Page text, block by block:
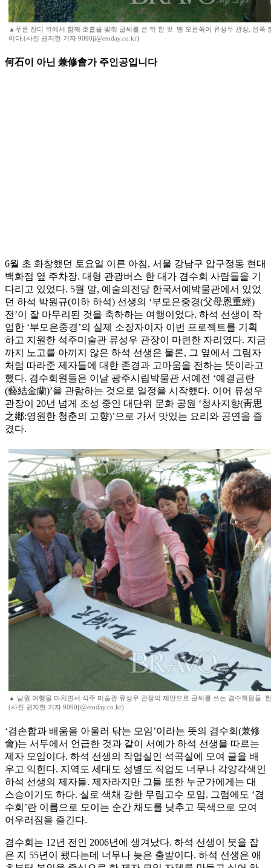
▲푸른 잔디 위에서 함께 호흡을 맞춰 글씨를 쓴 뒤 한 컷. 맨 오른쪽이 류성우 관장, 왼쪽
이다.(사진 권지현 기자 9090ji@etoday.co.kr)
何石이 아닌 兼修會가 주인공입니다
6월 초 화창했던 토요일 이른 아침, 서울 강남구 압구정동 현대
백화점 옆 주차장. 대형 관광버스 한 대가 겸수회 사람들을 기
다리고 있었다. 5월 말, 예술의전당 한국서예박물관에서 있었
던 하석 박원규(이하 하석) 선생의 ‘부모은중경(父母恩重經)
전’이 잘 마무리된 것을 축하하는 여행이었다. 하석 선생이 작
업한 ‘부모은중경’의 실제 소장자이자 이번 프로젝트를 기획
하고 지원한 석주미술관 류성우 관장이 마련한 자리였다. 지금
까지 노고를 아끼지 않은 하석 선생은 물론, 그 옆에서 그림자
처럼 따라준 제자들에 대한 존경과 고마움을 전하는 뜻이라고
했다. 겸수회원들은 이날 광주시립박물관 서예전 ‘예결금란
(藝結金蘭)’을 관람하는 것으로 일정을 시작했다. 이어 류성우
관장이 20년 넘게 조성 중인 대단위 문화 공원 ‘청사지향(靑思
之鄕:영원한 청춘의 고향)’으로 가서 맛있는 요리와 공연을 즐
겼다.
▲ 남원 여행을 마치면서 석주 미술관 류성우 관장의 제안으로 글씨를 쓰는 겸수회원들.
(사진 권지현 기자 9090ji@etoday.co.kr)
‘겸손함과 배움을 아울러 닦는 모임’이라는 뜻의 겸수회(兼修
會)는 서두에서 언급한 것과 같이 서예가 하석 선생을 따르는
제자 모임이다. 하석 선생의 작업실인 석곡실에 모여 글을 배
우고 익힌다. 지역도 세대도 성별도 직업도 너무나 각양각색인
하석 선생의 제자들. 제자라지만 그들 또한 누군가에게는 대
스승이기도 하다. 실로 색채 강한 무림고수 모임. 그럼에도 ‘겸
수회’란 이름으로 모이는 순간 채도를 낮추고 묵색으로 모여
어우러짐을 즐긴다.
겸수회는 12년 전인 2006년에 생겨났다. 하석 선생이 붓을 잡
은 지 55년이 됐다는데 너무나 늦은 출발이다. 하석 선생은 애